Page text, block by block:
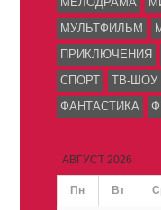
МУЛЬТФИЛЬМ
ПРИКЛЮЧЕНИЯ
СПОРТ
ТВ-ШОУ
ФАНТАСТИКА
АВГУСТ 2026
Пн Вт